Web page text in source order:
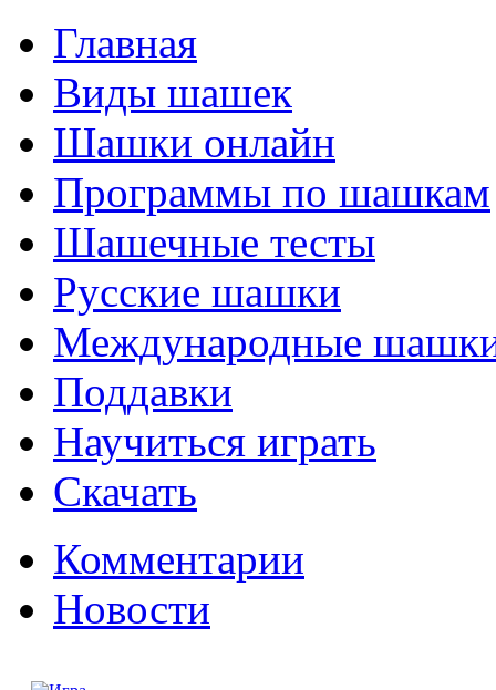
Главная
Виды шашек
Шашки онлайн
Программы по шашкам
Шашечные тесты
Русские шашки
Международные
Поддавки
Научиться играть
Скачать
Комментарии
Новости